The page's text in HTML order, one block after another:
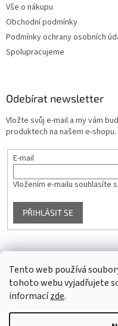
Tento web používá
tohoto webu vyjadřujete
informacízde.
Vše o nákupu
Obchodní podmínky
Podmínky ochrany osobních
Spolupracujeme
Odebírat newsletter
Vložte svůj e-mail a my vám
produktech na našem e-shopu.
E-mail
Vložením e-mailu souhlasíte s
PŘIHLÁSIT SE